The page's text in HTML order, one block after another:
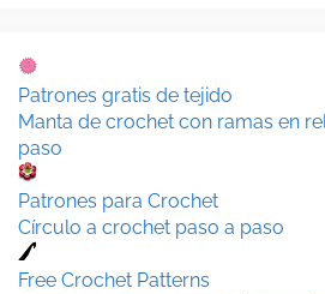
Patrones gratis de tejido
Manta de crochet con ramas en
paso
Patrones para Crochet
Círculo a crochet paso a paso
Free Crochet Patterns